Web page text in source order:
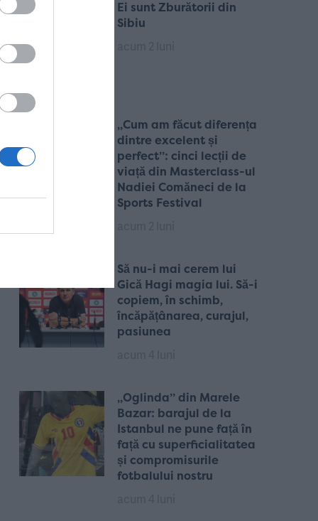
Ei sunt Zburătorii din
Sibiu
„Cum am făcut diferența
dintre excelent și
perfect”: cinci lecții de
viață din Masterclass-ul
Nadiei Comăneci de la
Sports Festival
Să nu-i mai cerem lui
Gică Hagi magia lui. Să-i
copiem, în schimb,
încăpățânarea, curajul,
pasiunea
„Oglinda” din Marele
Bazar: barajul de la
Istanbul ne pune față în
față cu superficialitatea
și compromisurile
fotbalului nostru